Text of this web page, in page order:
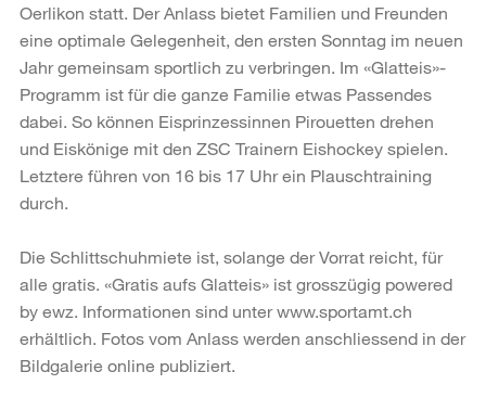
Oerlikon statt. Der Anlass bietet Familien und Freunden
eine optimale Gelegenheit, den ersten Sonntag im neuen
Jahr gemeinsam sportlich zu verbringen. Im «Glatteis»-
Programm ist für die ganze Familie etwas Passendes
dabei. So können Eisprinzessinnen Pirouetten drehen
und Eiskönige mit den ZSC Trainern Eishockey spielen.
Letztere führen von 16 bis 17 Uhr ein Plauschtraining
durch.
Die Schlittschuhmiete ist, solange der Vorrat reicht, für
alle gratis. «Gratis aufs Glatteis» ist grosszügig powered
by ewz. Informationen sind unter www.sportamt.ch
erhältlich. Fotos vom Anlass werden anschliessend in der
Bildgalerie online publiziert.